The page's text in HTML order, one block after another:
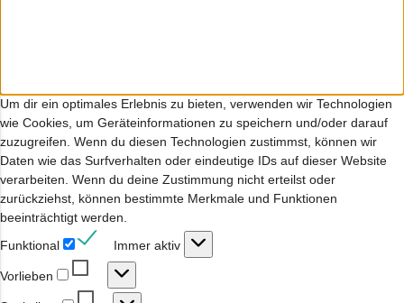
Um dir ein optimales Erlebnis zu bieten, verwenden wir Technologien
wie Cookies, um Geräteinformationen zu speichern und/oder darauf
zuzugreifen. Wenn du diesen Technologien zustimmst, können wir
Daten wie das Surfverhalten oder eindeutige IDs auf dieser Website
verarbeiten. Wenn du deine Zustimmung nicht erteilst oder
zurückziehst, können bestimmte Merkmale und Funktionen
beeinträchtigt werden.
Funktional
Immer aktiv
Vorlieben
Vorlieben
Statistiken